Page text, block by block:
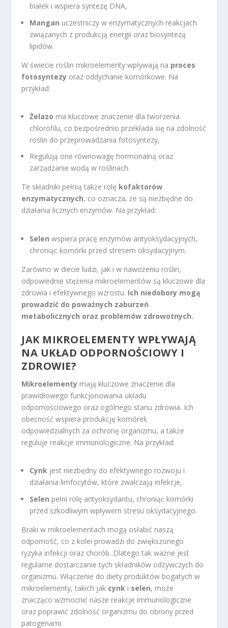
białek i wspiera syntezę DNA,
Mangan uczestniczy w enzymatycznych reakcjach
związanych z produkcją energii oraz biosyntezą
lipidów.
W świecie roślin mikroelementy wpływają na proces
fotosyntezy oraz oddychanie komórkowe. Na
przykład:
Żelazo ma kluczowe znaczenie dla tworzenia
chlorofilu, co bezpośrednio przekłada się na zdolność
roślin do przeprowadzania fotosyntezy,
Regulują one równowagę hormonalną oraz
zarządzanie wodą w roślinach.
Te składniki pełnią także rolę kofaktorów
enzymatycznych, co oznacza, że są niezbędne do
działania licznych enzymów. Na przykład:
Selen wspiera pracę enzymów antyoksydacyjnych,
chroniąc komórki przed stresem oksydacyjnym.
Zarówno w diecie ludzi, jak i w nawożeniu roślin,
odpowiednie stężenia mikroelementów są kluczowe dla
zdrowia i efektywnego wzrostu. Ich niedobory mogą
prowadzić do poważnych zaburzeń
metabolicznych oraz problemów zdrowotnych.
JAK MIKROELEMENTY WPŁYWAJĄ
NA UKŁAD ODPORNOŚCIOWY I
ZDROWIE?
Mikroelementy mają kluczowe znaczenie dla
prawidłowego funkcjonowania układu
odpornościowego oraz ogólnego stanu zdrowia. Ich
obecność wspiera produkcję komórek
odpowiedzialnych za ochronę organizmu, a także
reguluje reakcje immunologiczne. Na przykład:
Cynk jest niezbędny do efektywnego rozwoju i
działania limfocytów, które zwalczają infekcje,
Selen pełni rolę antyoksydantu, chroniąc komórki
przed szkodliwym wpływem stresu oksydacyjnego.
Braki w mikroelementach mogą osłabić naszą
odporność, co z kolei prowadzi do zwiększonego
ryzyka infekcji oraz chorób. Dlatego tak ważne jest
regularne dostarczanie tych składników odżywczych do
organizmu. Włączenie do diety produktów bogatych w
mikroelementy, takich jak cynk i selen, może
znacząco wzmocnić nasze reakcje immunologiczne
oraz poprawić zdolność organizmu do obrony przed
patogenami.